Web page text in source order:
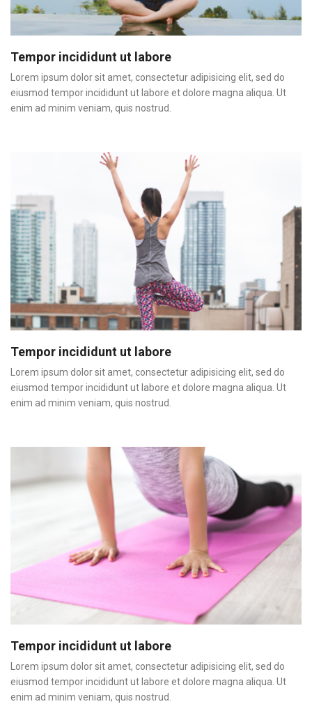
Tempor incididunt ut labore
Lorem ipsum dolor sit amet, consectetur adipisicing elit, sed do
eiusmod tempor incididunt ut labore et dolore magna aliqua. Ut
enim ad minim veniam, quis nostrud.
Tempor incididunt ut labore
Lorem ipsum dolor sit amet, consectetur adipisicing elit, sed do
eiusmod tempor incididunt ut labore et dolore magna aliqua. Ut
enim ad minim veniam, quis nostrud.
Tempor incididunt ut labore
Lorem ipsum dolor sit amet, consectetur adipisicing elit, sed do
eiusmod tempor incididunt ut labore et dolore magna aliqua. Ut
enim ad minim veniam, quis nostrud.